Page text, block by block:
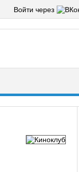
Войти через